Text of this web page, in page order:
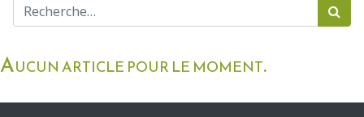
Aucun article pour le moment.